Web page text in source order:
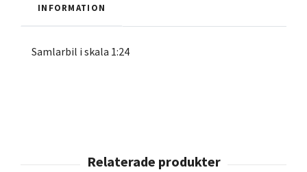
INFORMATION
Samlarbil i skala 1:24